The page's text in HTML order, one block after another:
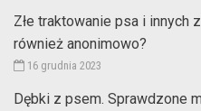
Złe traktowanie psa i innych
również anonimowo?
16 grudnia 2023
Dębki z psem. Sprawdzone